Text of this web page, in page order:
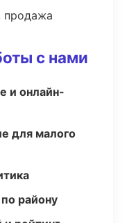
продажа
с нами
и онлайн-
для малого
району